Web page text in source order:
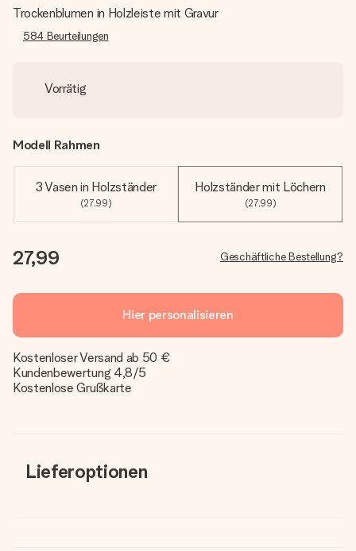
Trockenblumen in Holzleiste mit Gravur
584 Beurteilungen
Vorrätig
Modell Rahmen
3 Vasen in Holzständer
(27,99)
Holzständer mit Löchern
(27,99)
27,99 Geschäftliche Bestellung?
Hier personalisieren
Kostenloser Versand ab 50 €
Kundenbewertung 4,8/5
Kostenlose Grußkarte
Lieferoptionen